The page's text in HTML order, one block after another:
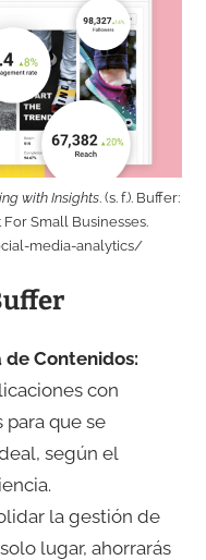
with Insights. (s. f.). Buffer:
Small Businesses.
media-analytics/
Contenidos:
con
que se
según el
la gestión de
lugar, ahorrarás